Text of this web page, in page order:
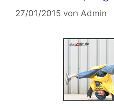
27/01/2015 von Admin